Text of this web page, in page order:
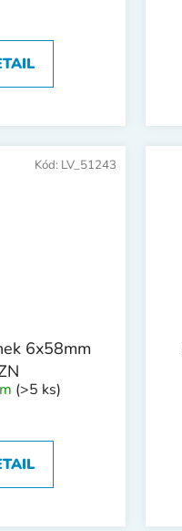
6x58mm
(>5 ks)
Kód: LV_51243